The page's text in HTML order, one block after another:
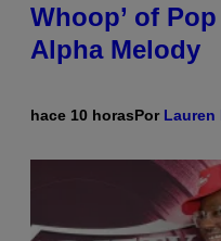
Whoop’ of
Alpha Melody
hace 10 horasPor Lauren